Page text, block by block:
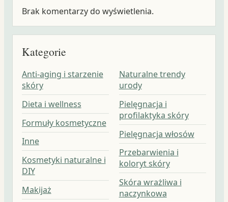
Brak komentarzy do wyświetlenia.
Kategorie
Anti-aging i starzenie
skóry
Dieta i wellness
Formuły kosmetyczne
Inne
Kosmetyki naturalne i
DIY
Makijaż
Naturalne trendy
urody
Pielęgnacja i
profilaktyka skóry
Pielęgnacja włosów
Przebarwienia i
koloryt skóry
Skóra wrażliwa i
naczynkowa